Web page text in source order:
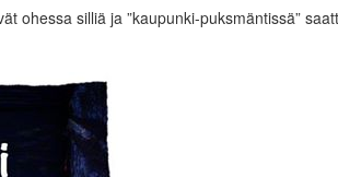
ohessa silliä ja ”kaupunki-puksmäntissä”